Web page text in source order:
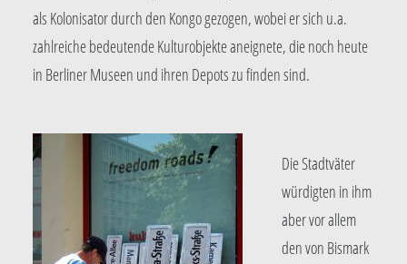
als Kolonisator durch den Kongo gezogen, wobei er sich u.a.
zahlreiche bedeutende Kulturobjekte aneignete, die noch heute
in Berliner Museen und ihren Depots zu finden sind.
Die Stadtväter
würdigten in ihm
aber vor allem
den von Bismark